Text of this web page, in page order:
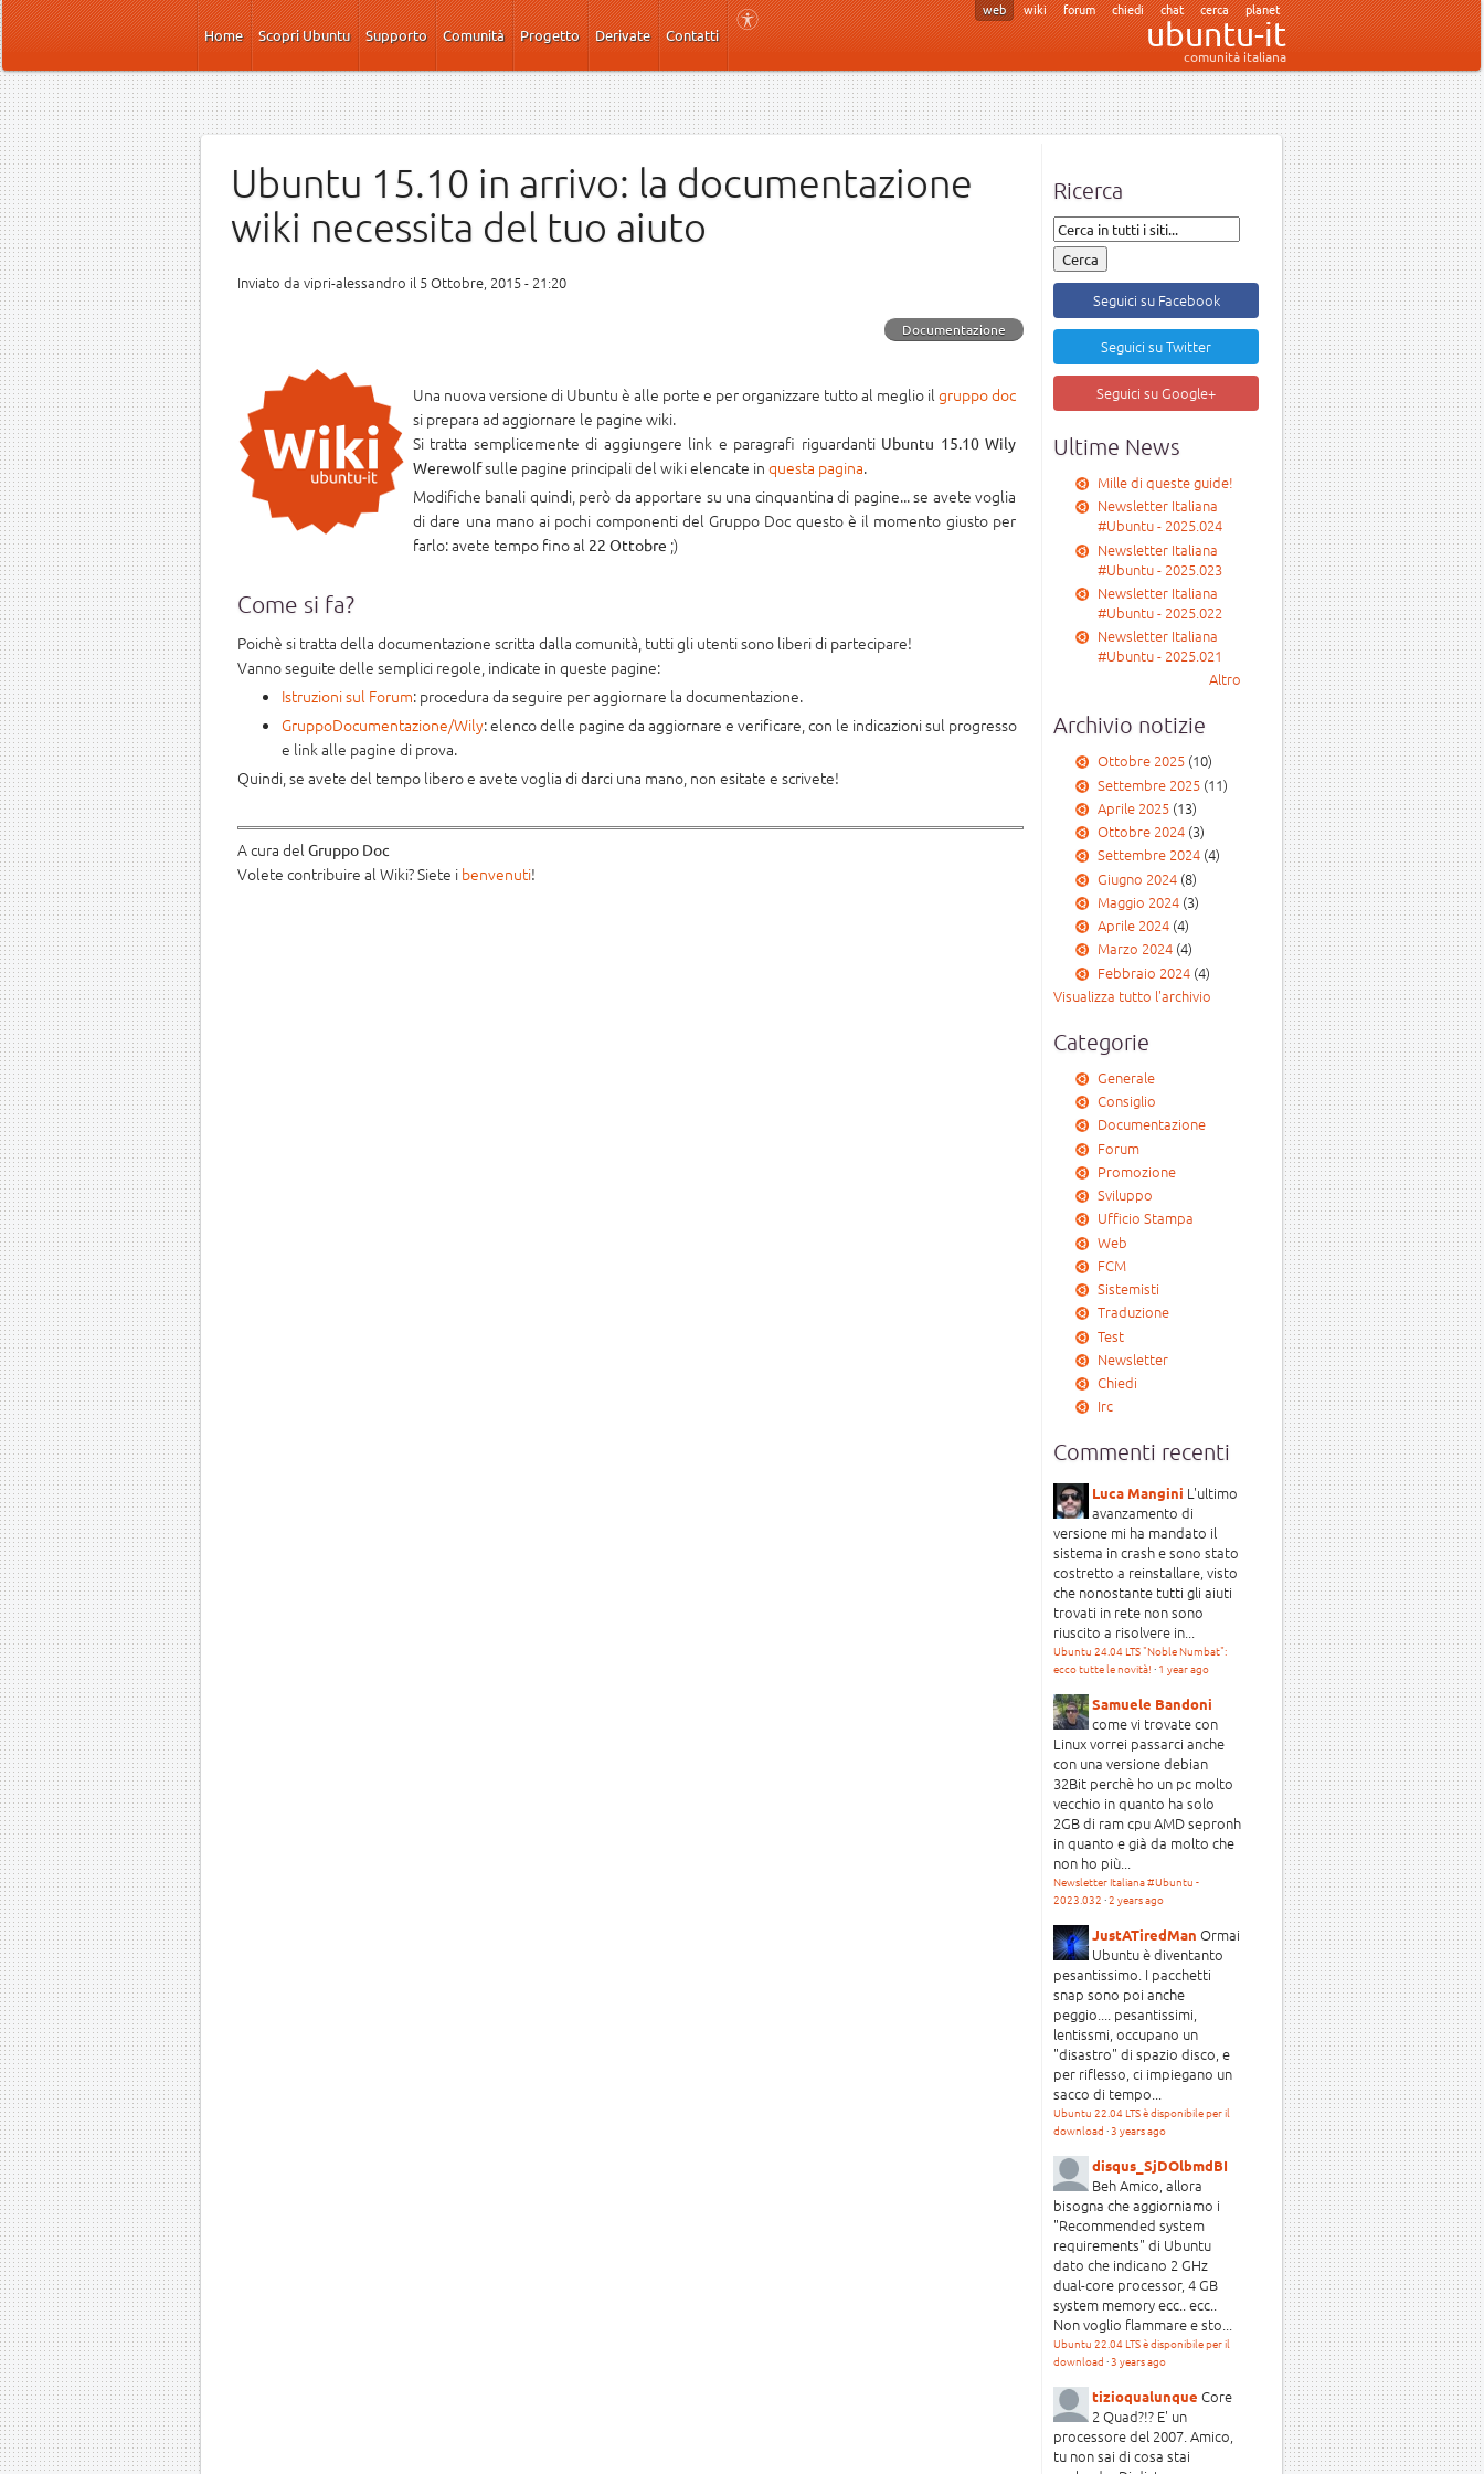
Salta al contenuto principale
Home
Scopri Ubuntu Supporto Comunità Progetto Derivate Contatti
web wiki forum chiedi chat cerca planet
ubuntu-it
comunità italiana
Ricerca
Seguici su Facebook
Seguici su Twitter
Seguici su Google+
Ultime News
Mille di queste guide!
Newsletter Italiana
#Ubuntu - 2025.024
Newsletter Italiana
#Ubuntu - 2025.023
Newsletter Italiana
#Ubuntu - 2025.022
Newsletter Italiana
#Ubuntu - 2025.021
Altro
Archivio notizie
Ottobre 2025(10)
Settembre 2025(11)
Aprile 2025(13)
Ottobre 2024(3)
Settembre 2024(4)
Giugno 2024(8)
Maggio 2024(3)
Aprile 2024(4)
Marzo 2024(4)
Febbraio 2024(4)
Visualizza tutto l'archivio
Categorie
Generale
Consiglio
Documentazione
Forum
Promozione
Sviluppo
Ufficio Stampa
Web
FCM
Sistemisti
Traduzione
Test
Newsletter
Chiedi
Irc
Commenti recenti
Luca Mangini L'ultimo
avanzamento di
versione mi ha mandato il
sistema in crash e sono stato
costretto a reinstallare, visto
che nonostante tutti gli aiuti
trovati in rete non sono
riuscito a risolvere in...
Ubuntu 24.04 LTS "Noble Numbat":
ecco tutte le novità! · 1 year ago
Samuele Bandoni
come vi trovate con
Linux vorrei passarci anche
con una versione debian
32Bit perchè ho un pc molto
vecchio in quanto ha solo
2GB di ram cpu AMD sepronh
in quanto e già da molto che
non ho più...
Newsletter Italiana #Ubuntu -
2023.032 ·2 years ago
JustATiredMan Ormai
Ubuntu è diventanto
pesantissimo. I pacchetti
snap sono poi anche
peggio.... pesantissimi,
lentissmi, occupano un
"disastro" di spazio disco, e
per riflesso, ci impiegano un
sacco di tempo...
Ubuntu 22.04 LTS è disponibile per il
download ·3 years ago
disqus_SjDOlbmdBI
Beh Amico, allora
bisogna che aggiorniamo i
"Recommended system
requirements" di Ubuntu
dato che indicano 2 GHz
dual-core processor, 4 GB
system memory ecc.. ecc..
Non voglio flammare e sto...
Ubuntu 22.04 LTS è disponibile per il
download ·3 years ago
tizioqualunque Core
2 Quad?!? E' un
processore del 2007. Amico,
tu non sai di cosa stai
Ubuntu 15.10 in arrivo: la documentazione
wiki necessita del tuo aiuto
Inviato da vipri-alessandro il 5 Ottobre, 2015 - 21:20
Documentazione
Una nuova versione di Ubuntu è alle porte e per organizzare tutto al meglio il gruppo doc
si prepara ad aggiornare le pagine wiki.
Si tratta semplicemente di aggiungere link e paragrafi riguardanti Ubuntu 15.10 Wily
Werewolfsulle pagine principali del wiki elencate in questa pagina.
Modifiche banali quindi, però da apportare su una cinquantina di pagine... se avete voglia
di dare una mano ai pochi componenti del Gruppo Doc questo è il momento giusto per
farlo: avete tempo fino al 22 Ottobre ;)
Come si fa?
Poichè si tratta della documentazione scritta dalla comunità, tutti gli utenti sono liberi di partecipare!
Vanno seguite delle semplici regole, indicate in queste pagine:
Istruzioni sul Forum: procedura da seguire per aggiornare la documentazione.
GruppoDocumentazione/Wily: elenco delle pagine da aggiornare e verificare, con le indicazioni sul progresso
e link alle pagine di prova.
Quindi, se avete del tempo libero e avete voglia di darci una mano, non esitate e scrivete!
A cura del Gruppo Doc
Volete contribuire al Wiki? Siete i benvenuti!